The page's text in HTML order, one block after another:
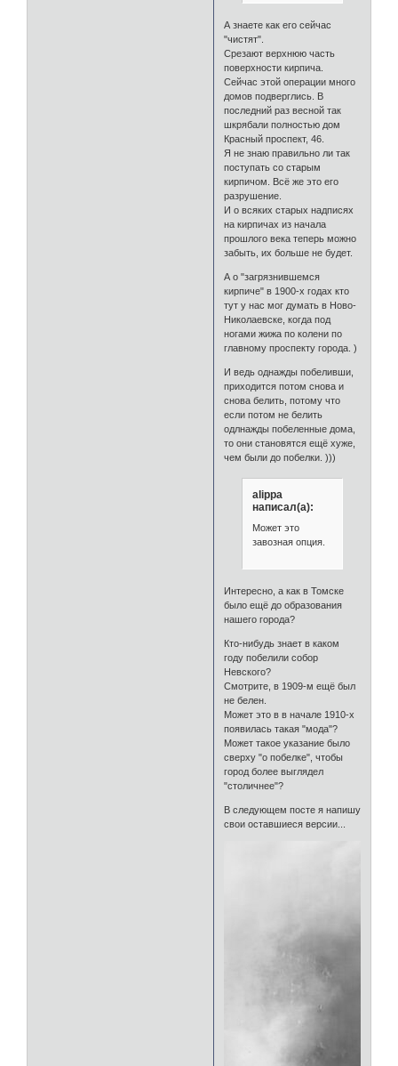
А знаете как его сейчас
"чистят".
Срезают верхнюю часть
поверхности кирпича.
Сейчас этой операции много
домов подверглись. В
последний раз весной так
шкрябали полностью дом
Красный проспект, 46.
Я не знаю правильно ли так
поступать со старым
кирпичом. Всё же это его
разрушение.
И о всяких старых надписях
на кирпичах из начала
прошлого века теперь можно
забыть, их больше не будет.
А о "загрязнившемся
кирпиче" в 1900-х годах кто
тут у нас мог думать в Ново-
Николаевске, когда под
ногами жижа по колени по
главному проспекту города. )
И ведь однажды побеливши,
приходится потом снова и
снова белить, потому что
если потом не белить
одлнажды побеленные дома,
то они становятся ещё хуже,
чем были до побелки. )))
alippa
написал(а):
Может это
завозная опция.
Интересно, а как в Томске
было ещё до образования
нашего города?
Кто-нибудь знает в каком
году побелили собор
Невского?
Смотрите, в 1909-м ещё был
не белен.
Может это в в начале 1910-х
появилась такая "мода"?
Может такое указание было
сверху "о побелке", чтобы
город более выглядел
"столичнее"?
В следующем посте я напишу
свои оставшиеся версии...